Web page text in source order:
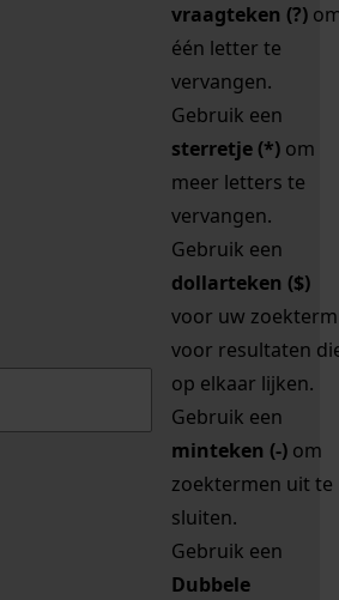
vraagteken (?)
één letter te
vervangen.
Gebruik een
sterretje (*) om
meer letters te
vervangen.
Gebruik een
dollarteken ($)
voor uw zoekterm
voor resultaten
op elkaar lijken.
Gebruik een
minteken (-) om
zoektermen uit te
sluiten.
Gebruik een
Dubbele